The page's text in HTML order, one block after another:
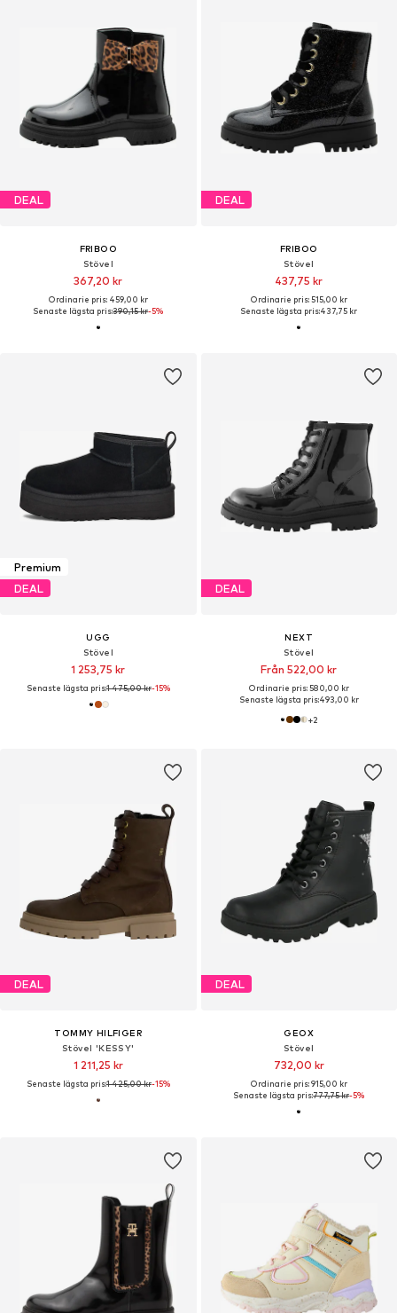
DEAL
FRIBOO
Stövel
367,20 kr
Ordinarie pris: 459,00 kr
Senaste lägsta pris:390,15 kr-5%
DEAL
FRIBOO
Stövel
437,75 kr
Ordinarie pris: 515,00 kr
Senaste lägsta pris:437,75 kr
Premium
DEAL
UGG
Stövel
1 253,75 kr
Senaste lägsta pris:1 475,00 kr-15%
DEAL
NEXT
Stövel
Från 522,00 kr
Ordinarie pris: 580,00 kr
Senaste lägsta pris:493,00 kr
+2
DEAL
TOMMY HILFIGER
Stövel 'KESSY'
1 211,25 kr
Senaste lägsta pris:1 425,00 kr-15%
DEAL
GEOX
Stövel
732,00 kr
Ordinarie pris: 915,00 kr
Senaste lägsta pris:777,75 kr-5%